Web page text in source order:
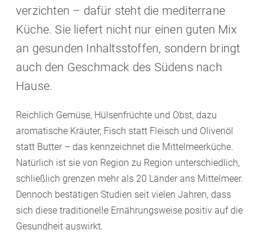
verzichten – dafür steht die mediterrane
Küche. Sie liefert nicht nur einen guten Mix
an gesunden Inhaltsstoffen, sondern bringt
auch den Geschmack des Südens nach
Hause.
Reichlich Gemüse, Hülsenfrüchte und Obst, dazu
aromatische Kräuter, Fisch statt Fleisch und Olivenöl
statt Butter – das kennzeichnet die Mittelmeerküche.
Natürlich ist sie von Region zu Region unterschiedlich,
schließlich grenzen mehr als 20 Länder ans Mittelmeer.
Dennoch bestätigen Studien seit vielen Jahren, dass
sich diese traditionelle Ernährungsweise positiv auf die
Gesundheit auswirkt.